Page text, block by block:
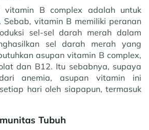
vitamin B complex adalah untuk
. Sebab, vitamin B memiliki peranan
sel-sel darah merah dalam
sel darah merah yang
asupan vitamin B complex,
dan B12. Itu sebabnya, supaya
anemia, asupan vitamin ini
hari oleh siapapun, termasuk
Tubuh